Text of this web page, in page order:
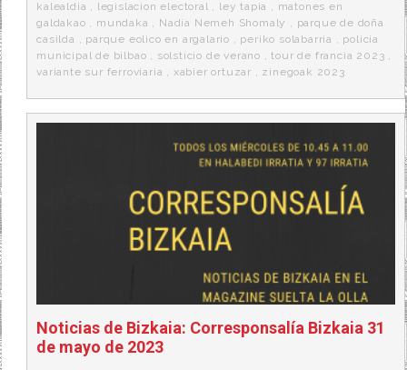
kalealdia , legislacion electoral , ley tapia , matones en
galdakao , mundaka , Nadia Nemeh Shomaly , parque de doña
casilda , parque eolico en argalario , periko solabarria , policia
municipal de bilbao , solsticio de verano ,tour de francia 2023 ,
variante sur ferroviaria , xabier ortuzar , zinegoak 2023
Noticias de Bizkaia: Corresponsalía Bizkaia 31
de mayo de 2023